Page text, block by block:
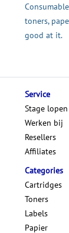
toners,
good at it.
Service
Stage lopen
Werken bij
Resellers
Affiliates
Categories
Cartridges
Toners
Labels
Papier